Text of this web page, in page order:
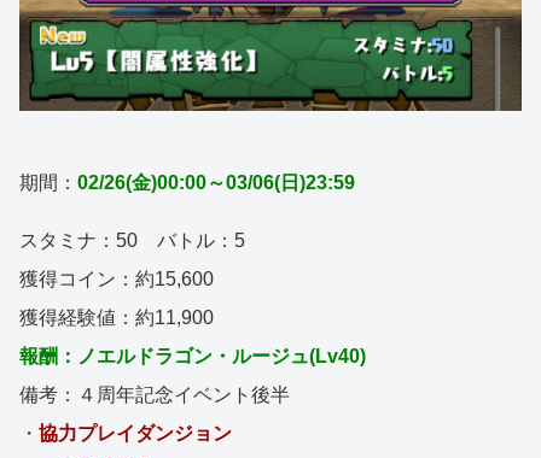
期間： 02/26(金)00:00～03/06(日)23:59
スタミナ：50 バトル：5
獲得コイン：約15,600
獲得経験値：約11,900
報酬：ノエルドラゴン・ルージュ(Lv40)
備考：４周年記念イベント後半
・ 協力プレイダンジョン